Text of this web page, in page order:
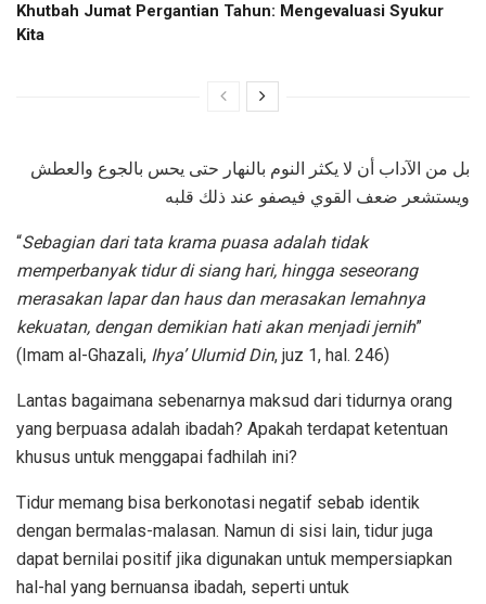
Khutbah Jumat Pergantian Tahun: Mengevaluasi Syukur
Kita
بل من الآداب أن لا يكثر النوم بالنهار حتى يحس بالجوع والعطش
ويستشعر ضعف القوي فيصفو عند ذلك قلبه
“Sebagian dari tata krama puasa adalah tidak
memperbanyak tidur di siang hari, hingga seseorang
merasakan lapar dan haus dan merasakan lemahnya
kekuatan, dengan demikian hati akan menjadi jernih”
(Imam al-Ghazali, Ihya’UlumidDin, juz 1, hal. 246)
Lantas bagaimana sebenarnya maksud dari tidurnya orang
yang berpuasa adalah ibadah? Apakah terdapat ketentuan
khusus untuk menggapai fadhilah ini?
Tidur memang bisa berkonotasi negatif sebab identik
dengan bermalas-malasan. Namun di sisi lain, tidur juga
dapat bernilai positif jika digunakan untuk mempersiapkan
hal-hal yang bernuansa ibadah, seperti untuk